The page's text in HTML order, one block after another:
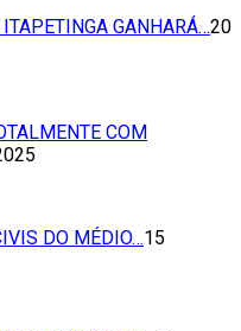
GANHARÁ…20
COM
DO MÉDIO…15